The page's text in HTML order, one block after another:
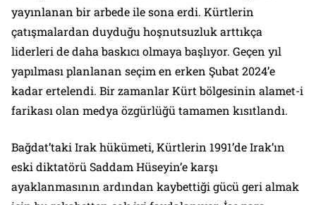
yayınlanan bir arbede ile sona erdi. Kürtlerin
çatışmalardan duyduğu hoşnutsuzluk arttıkça
liderleri de daha baskıcı olmaya başlıyor. Geçen yıl
yapılması planlanan seçim en erken Şubat 2024’e
kadar ertelendi. Bir zamanlar Kürt bölgesinin alamet-i
farikası olan medya özgürlüğü tamamen kısıtlandı.
Bağdat’taki Irak hükümeti, Kürtlerin 1991’de Irak’ın
eski diktatörü Saddam Hüseyin’e karşı
ayaklanmasının ardından kaybettiği gücü geri almak